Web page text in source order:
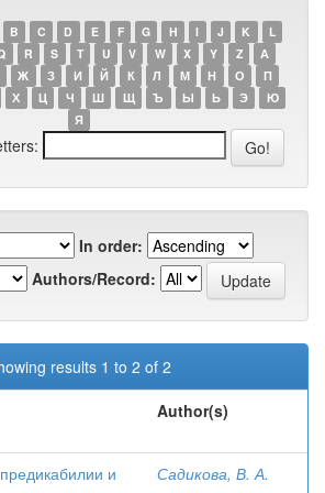
B C D E F G H I J K
L
R S T U V W X Y Z
А
Ж З И Й К Л М Н О
П
Х Ц Ч Ш Щ Ъ Ы Ь Э
Ю
Я
In order:
Authors/Record:
results 1 to 2 of 2
Author(s)
и
Садикова, В. А.